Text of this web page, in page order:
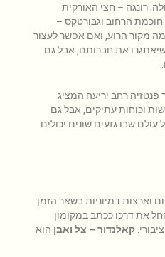
רונגה – חצי האורקית
הרחוב וגבורטקס –
מקור הרוע, ואם אפשר לעצור
שיאתגרו את חברותם, אבל גם
פנטזיה רחב יריעה המציג
וכוחות עתיקים, אבל גם
שבו גזעים שונים יכולים
וארצות דמיוניות בשאר הזמן.
את דרכו ככתב במקומון
קאלנדור – צל ואבן הוא